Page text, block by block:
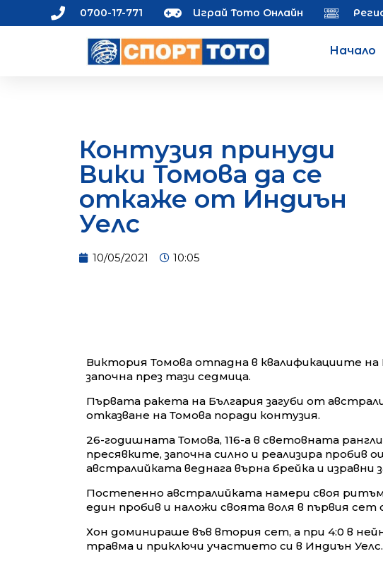
0700-17-771 Играй Тото Онлайн
Начало
Контузия принуди
Вики Томова да се
откаже от Индиън
Уелс
10/05/2021 10:05
Виктория Томова отпадна в квалификациите
започна през тази седмица.
Първата ракета на България загуби от
отказване на Томова поради контузия.
26-годишната Томова, 116-а в световната
пресявките, започна силно и реализира пробив
австралийката веднага върна брейка и изравни за
Постепенно австралийката намери своя ритъм
един пробив и наложи своята воля в първия сет
Хон доминираше във втория сет, а при 4:0 в
травма и приключи участието си в Индиън Уелс.